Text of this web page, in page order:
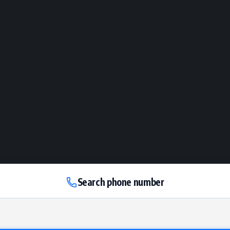
Search phone number